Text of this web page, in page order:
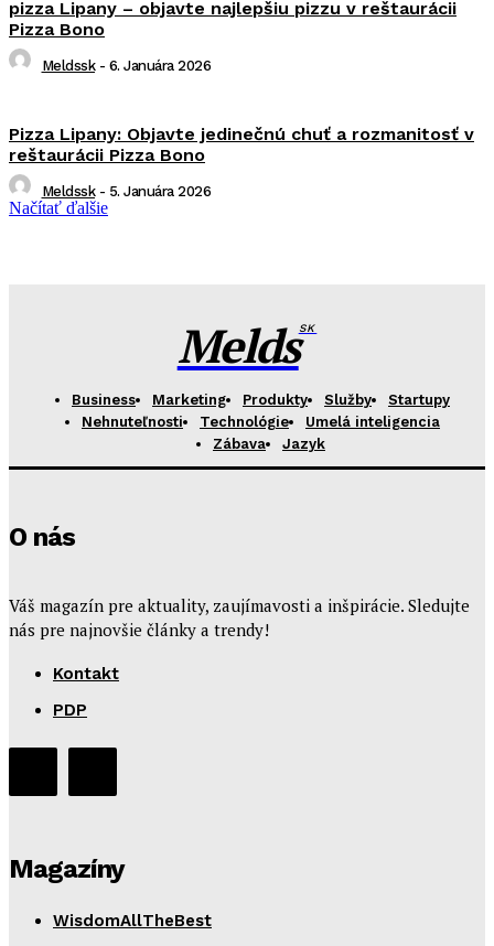
pizza Lipany – objavte najlepšiu pizzu v reštaurácii
Pizza Bono
Meldssk - 6. Januára 2026
Pizza Lipany: Objavte jedinečnú chuť a rozmanitosť v
reštaurácii Pizza Bono
Meldssk - 5. Januára 2026
Načítať ďalšie
MeldsSK
Business Marketing Produkty Služby
Startupy
Nehnuteľnosti
Technológie
Umelá inteligencia
Zábava
Jazyk
O nás
Váš magazín pre aktuality, zaujímavosti a inšpirácie. Sledujte
nás pre najnovšie články a trendy!
Kontakt
PDP
Magazíny
WisdomAllTheBest